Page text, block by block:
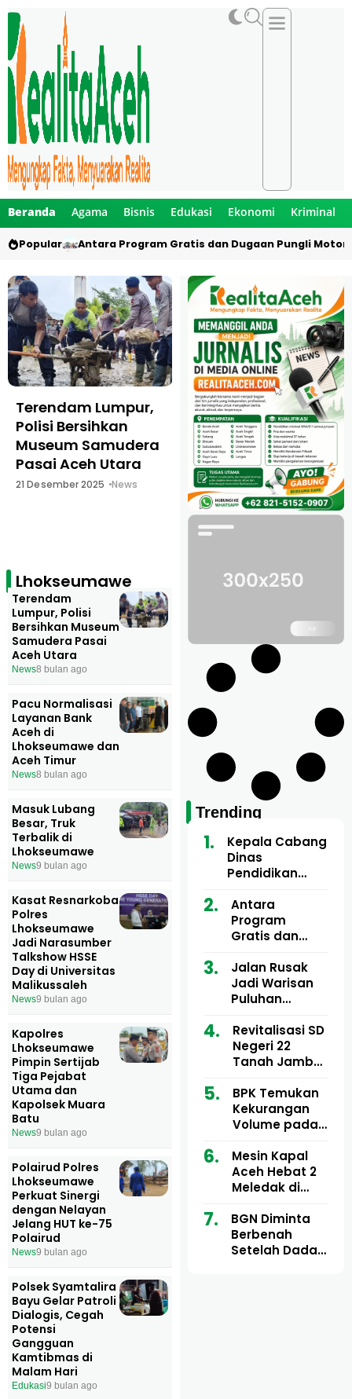
Beranda Agama Bisnis Edukasi Ekonomi Kriminal
Popular Antara Program Gratis dan Dugaan Pungli Motor
Terendam Lumpur,
Polisi Bersihkan
Museum Samudera
Pasai Aceh Utara
21 Desember 2025 News
Pacu Normalisasi
Layanan Bank Aceh
di Lhokseumawe
dan Aceh Timur
1 Desember 2025 News
Lhokseumawe
Terendam
Lumpur, Polisi
Bersihkan Museum
Samudera Pasai
Aceh Utara
News8 bulan ago
Pacu Normalisasi
Layanan Bank
Aceh di
Lhokseumawe dan
Aceh Timur
News8 bulan ago
Masuk Lubang
Besar, Truk
Terbalik di
Lhokseumawe
News9 bulan ago
Kasat Resnarkoba
Polres
Lhokseumawe
Jadi Narasumber
Talkshow HSSE
Day di Universitas
Malikussaleh
News9 bulan ago
Kapolres
Lhokseumawe
Pimpin Sertijab
Tiga Pejabat
Utama dan
Kapolsek Muara
Batu
News9 bulan ago
Polairud Polres
Lhokseumawe
Perkuat Sinergi
dengan Nelayan
Jelang HUT ke-75
Polairud
News9 bulan ago
Polsek Syamtalira
Bayu Gelar Patroli
Dialogis, Cegah
Potensi
Gangguan
Kamtibmas di
Malam Hari
Edukasi9 bulan ago
Trending
Kepala Cabang
Dinas
Pendidikan
Utara Buka
Pelatihan Deep
Learning serta
Artifisial bagi
Guru
Matematika
Antara
Program
Gratis dan
Motor Imum
Gampong, Uji
Nyali APH
Bermain di
Balik Rp250
Ribu
Jalan Rusak
Jadi Warisan
Puluhan
dan Tgk
Muharuddin
Kini Didesak
Revitalisasi SD
Negeri 22
Tanah Jambo
Miliar Tuai
Sorotan, Publik
Pertanyakan
Anggaran
BPK Temukan
Kekurangan
Volume pada
Aceh Utara
Tahun 2024,
Pengembalian
Sepenuhnya
Tuntas
Mesin Kapal
Aceh Hebat 2
Meledak di
Ulee Lheue, 14
Orang Derita
Luka Bakar
BGN Diminta
Berbenah
Setelah Dadan